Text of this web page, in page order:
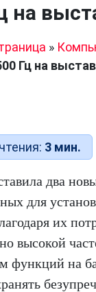
на
»
Гц на
3 мин.
два
для
их
высокой
функций на